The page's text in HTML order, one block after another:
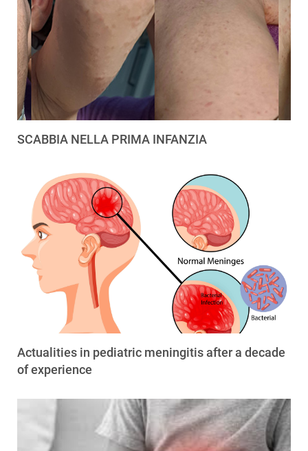
SCABBIA NELLA PRIMA INFANZIA
Actualities in pediatric meningitis after a decade
of experience